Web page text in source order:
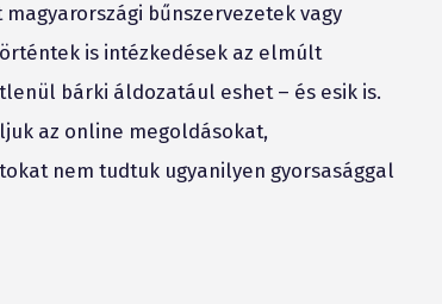
bűnszervezetek vagy
is intézkedések az elmúlt
bárki áldozatául eshet – és esik is.
az online megoldásokat,
nem tudtuk ugyanilyen gyorsasággal